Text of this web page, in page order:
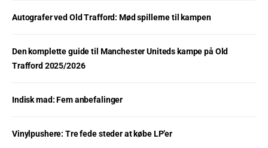
Autografer ved Old Trafford: Mød spillerne til kampen
Den komplette guide til Manchester Uniteds kampe på Old
Trafford 2025/2026
Indisk mad: Fem anbefalinger
Vinylpushere: Tre fede steder at købe LP’er